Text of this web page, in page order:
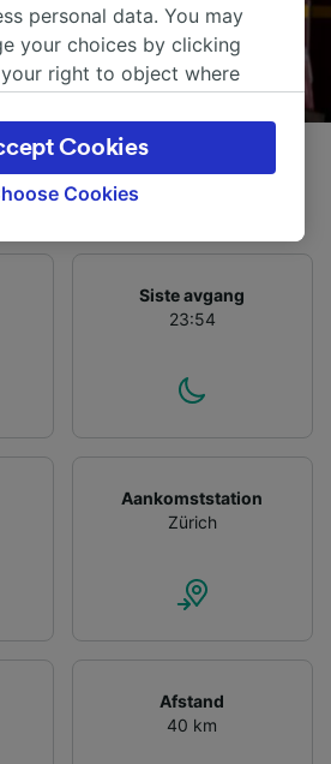
til Zürich
Siste avgang
23:54
Aankomststation
Zürich
Afstand
40 km
personal data. You may
your choices by clicking
right to object where
page. These choices will be
and will not affect
data will not be used for
process data to provide:
data. Actively scan
and content,
and services development.
Cookies
Cookies